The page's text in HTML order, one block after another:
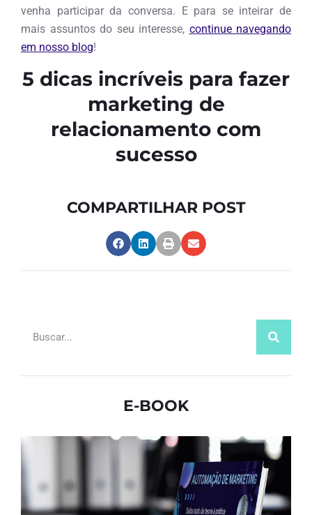
venha participar da conversa. E para se inteirar de
mais assuntos do seu interesse, continue navegando
em nosso blog!
5 dicas incríveis para fazer
marketing de
relacionamento com
sucesso
COMPARTILHAR POST
E-BOOK